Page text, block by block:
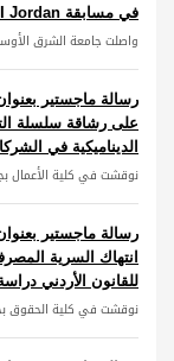
في مسابقة PMI Jordan الوطنية لإدارة المشاريع
واصلت جامعة الشرق
رسالة ماجستير
على رشاقة سلسلة
الديناميكية في
نوقشت في كلية الأعمال
رسالة ماجستير
انتهاك السرية
للقانون الأردني
نوقشت في كلية الحقوق